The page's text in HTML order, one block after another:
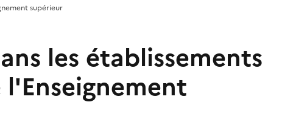
supérieur
les établissements